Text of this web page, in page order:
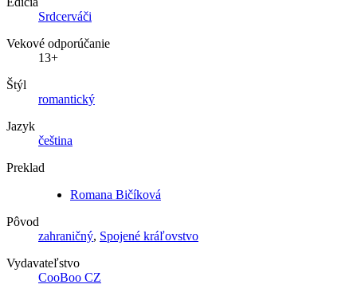
Srdcerváči
Vekové odporúčanie
13+
Štýl
romantický
Jazyk
čeština
Preklad
Romana Bičíková
Pôvod
zahraničný, Spojené kráľovstvo
Vydavateľstvo
CooBoo CZ